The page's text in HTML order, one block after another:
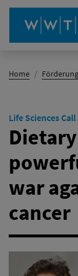
Home Förderung
Life Sciences
war
cancer